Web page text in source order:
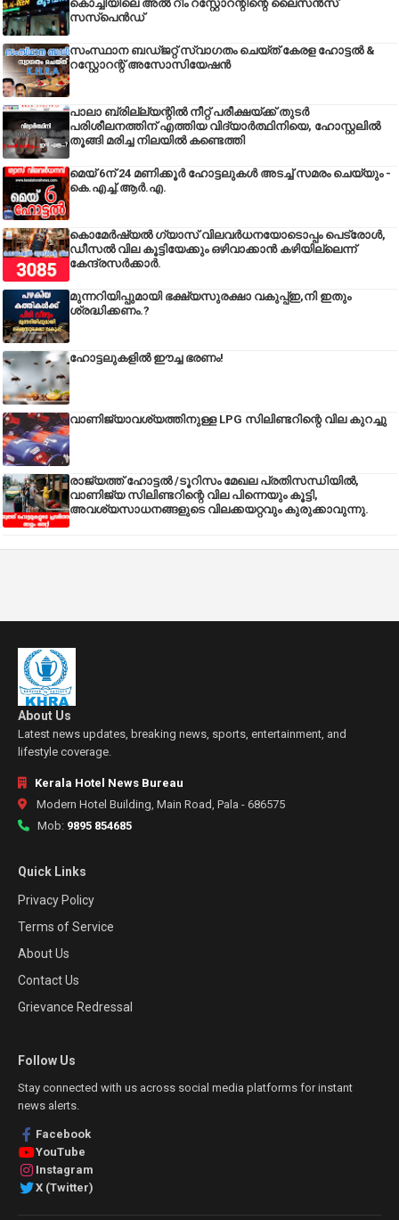
കൊച്ചിയിലെ അൽ റീം റസ്റ്റോറന്റിന്റെ ലൈസൻസ്
സസ്പെൻഡ്
സംസ്ഥാന ബഡ്‌ജറ്റ് സ്വാഗതം ചെയ്ത് കേരള ഹോട്ടൽ &
റസ്റ്റോറന്റ് അസോസിയേഷൻ
പാലാ ബ്രില്ല്യന്റിൽ നീറ്റ് പരീക്ഷയ്ക്ക് തുടർ
പരിശീലനത്തിന് എത്തിയ വിദ്യാർത്ഥിനിയെ, ഹോസ്റ്റലിൽ
തൂങ്ങി മരിച്ച നിലയിൽ കണ്ടെത്തി
മെയ് 6ന് 24 മണിക്കൂർ ഹോട്ടലുകൾ അടച്ച് സമരം ചെയ്യും -
കെ.എച്ച്.ആർ.എ.
കൊമേർഷ്യൽ ഗ്യാസ് വിലവർധനയോടൊപ്പം പെട്രോൾ,
ഡീസല്‍ വില കൂട്ടിയേക്കും ഒഴിവാക്കാന്‍ കഴിയില്ലെന്ന്
കേന്ദ്രസര്‍ക്കാര്‍.
മുന്നറിയിപ്പുമായി ഭക്ഷ്യസുരക്ഷാ വകുപ്പ്ഇ,നി ഇതും
ശ്രദ്ധിക്കണം.?
ഹോട്ടലുകളിൽ ഈച്ച ഭരണം!
വാണിജ്യാവശ്യത്തിനുള്ള LPG സിലിണ്ടറിന്റെ വില കുറച്ചു
രാജ്യത്ത് ഹോട്ടൽ /ടൂറിസം മേഖല പ്രതിസന്ധിയിൽ,
വാണിജ്യ സിലിണ്ടറിന്റെ വില പിന്നെയും കൂട്ടി,
അവശ്യസാധനങ്ങളുടെ വിലക്കയറ്റവും കുരുക്കാവുന്നു.
About Us
Latest news updates, breaking news, sports, entertainment, and
lifestyle coverage.
Kerala Hotel News Bureau
Modern Hotel Building, Main Road, Pala - 686575
Mob: 9895 854685
Quick Links
Privacy Policy
Terms of Service
About Us
Contact Us
Grievance Redressal
Follow Us
Stay connected with us across social media platforms for instant
news alerts.
Facebook
YouTube
Instagram
X (Twitter)